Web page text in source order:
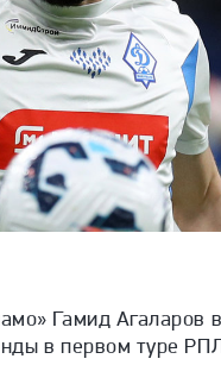
Гамид Агаларов
в первом туре